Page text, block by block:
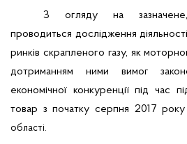
З огляду на
проводиться дослідження
ринків скрапленого газу, як
дотриманням ними вимог
економічної конкуренції під час
товар з початку серпня 2017
області.